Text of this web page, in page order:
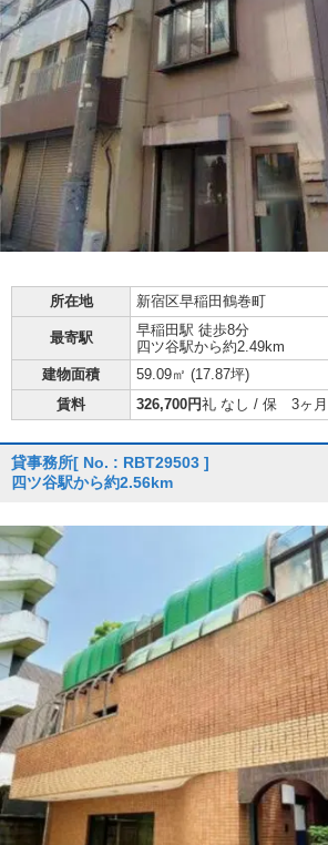
所在地 新宿区早稲田鶴巻町
最寄駅
早稲田駅 徒歩8分
四ツ谷駅から約2.49km
建物面積
59.09㎡ (17.87坪)
賃料
326,700円礼 なし / 保 3ヶ月
貸事務所[ No. : RBT29503 ]
四ツ谷駅から約2.56km